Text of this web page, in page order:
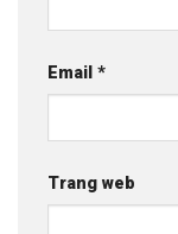
Email *
Trang web